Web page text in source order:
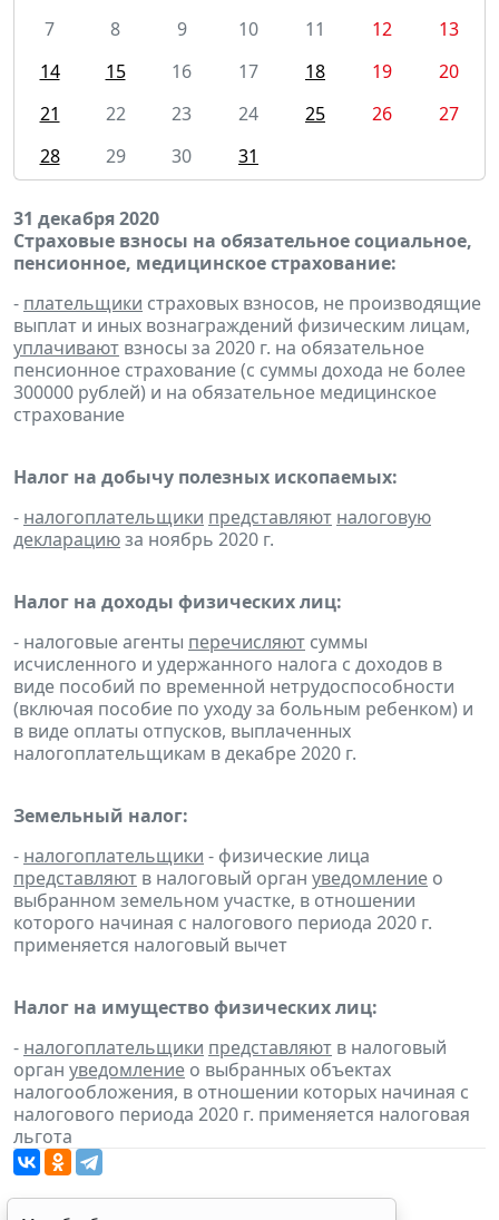
7
8 9 10 11 12
13
14
15 16 17 18 19
20
21
22 23 24 25 26
27
28
29 30 31
31 декабря 2020
Страховые взносы на обязательное социальное,
пенсионное, медицинское страхование:
- плательщики страховых взносов, не производящие
выплат и иных вознаграждений физическим лицам,
уплачивают взносы за 2020 г. на обязательное
пенсионное страхование (с суммы дохода не более
300000 рублей) и на обязательное медицинское
страхование
Налог на добычу полезных ископаемых:
- налогоплательщики представляют налоговую
декларациюза ноябрь 2020 г.
Налог на доходы физических лиц:
- налоговые агенты перечисляют суммы
исчисленного и удержанного налога с доходов в
виде пособий по временной нетрудоспособности
(включая пособие по уходу за больным ребенком) и
в виде оплаты отпусков, выплаченных
налогоплательщикам в декабре 2020 г.
Земельный налог:
- налогоплательщики - физические лица
представляют в налоговый орган уведомление о
выбранном земельном участке, в отношении
которого начиная с налогового периода 2020 г.
применяется налоговый вычет
Налог на имущество физических лиц:
- налогоплательщики представляют в налоговый
орган уведомление о выбранных объектах
налогообложения, в отношении которых начиная с
налогового периода 2020 г. применяется налоговая
льгота